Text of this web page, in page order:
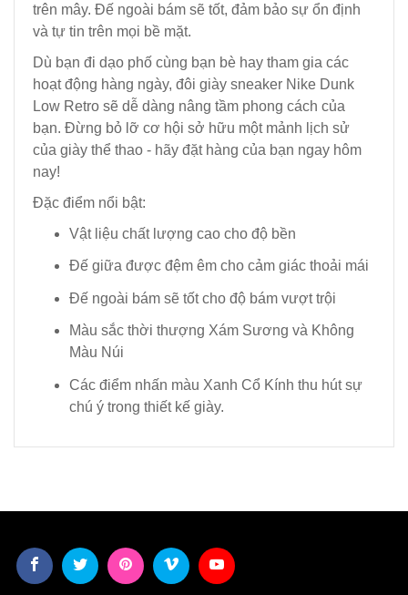
trên mây. Đế ngoài bám sẽ tốt, đảm bảo sự ổn định
và tự tin trên mọi bề mặt.
Dù bạn đi dạo phố cùng bạn bè hay tham gia các
hoạt động hàng ngày, đôi giày sneaker Nike Dunk
Low Retro sẽ dễ dàng nâng tầm phong cách của
bạn. Đừng bỏ lỡ cơ hội sở hữu một mảnh lịch sử
của giày thể thao - hãy đặt hàng của bạn ngay hôm
nay!
Đặc điểm nổi bật:
Vật liệu chất lượng cao cho độ bền
Đế giữa được đệm êm cho cảm giác thoải mái
Đế ngoài bám sẽ tốt cho độ bám vượt trội
Màu sắc thời thượng Xám Sương và Không
Màu Núi
Các điểm nhấn màu Xanh Cổ Kính thu hút sự
chú ý trong thiết kế giày.